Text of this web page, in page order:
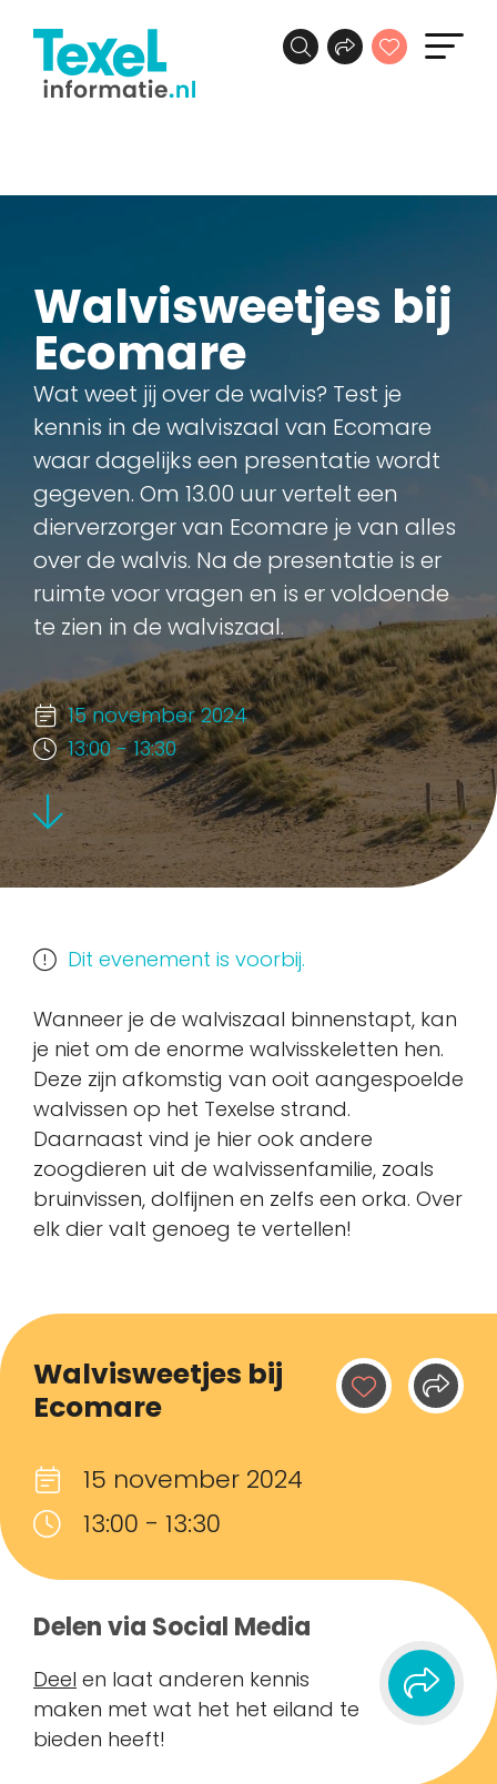
Walvisweetjes bij
Ecomare
Wat weet jij over de walvis? Test je
kennis in de walviszaal van Ecomare
waar dagelijks een presentatie wordt
gegeven. Om 13.00 uur vertelt een
dierverzorger van Ecomare je van alles
over de walvis. Na de presentatie is er
ruimte voor vragen en is er voldoende
te zien in de walviszaal.
15 november 2024
13:00 - 13:30
Dit evenement is voorbij.
Walvisweetjes bij
Ecomare
15 november 2024
13:00 - 13:30
Delen via Social Media
Deel en laat anderen kennis
maken met wat het het eiland te
bieden heeft!
Wanneer je de walviszaal binnenstapt, kan
je niet om de enorme walvisskeletten hen.
Deze zijn afkomstig van ooit aangespoelde
walvissen op het Texelse strand.
Daarnaast vind je hier ook andere
zoogdieren uit de walvissenfamilie, zoals
bruinvissen, dolfijnen en zelfs een orka. Over
elk dier valt genoeg te vertellen!